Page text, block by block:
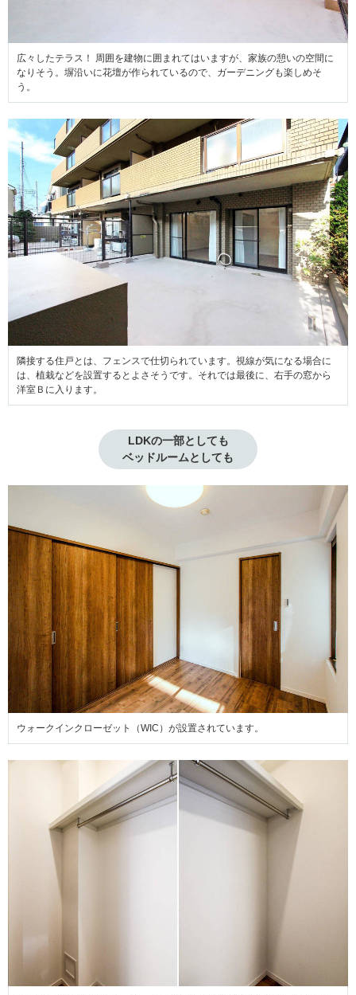
広々したテラス！ 周囲を建物に囲まれてはいますが、家族の憩いの空間に
なりそう。塀沿いに花壇が作られているので、ガーデニングも楽しめそ
う。
隣接する住戸とは、フェンスで仕切られています。視線が気になる場合に
は、植栽などを設置するとよさそうです。それでは最後に、右手の窓から
洋室Ｂに入ります。
LDKの一部としても
ベッドルームとしても
ウォークインクローゼット（WIC）が設置されています。